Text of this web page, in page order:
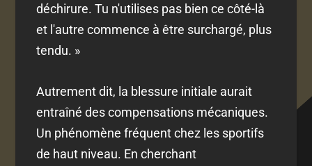
déchirure. Tu n'utilises pas bien ce côté-là
et l'autre commence à être surchargé, plus
tendu. »
Autrement dit, la blessure initiale aurait
entraîné des compensations mécaniques.
Un phénomène fréquent chez les sportifs
de haut niveau. En cherchant